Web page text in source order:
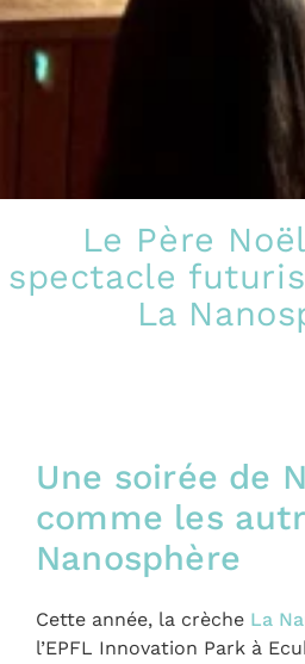
Le Père
spectacle
La
Une soirée de
comme les
Nanosphère
Cette année, la crèche La
l’EPFL Innovation Park à